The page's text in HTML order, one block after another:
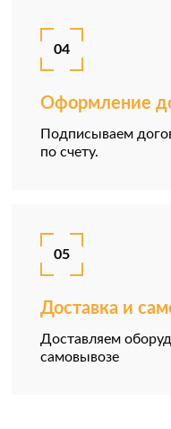
04
Оформление
Подписываем
по счету.
05
Доставка и
Доставляем
самовывозе